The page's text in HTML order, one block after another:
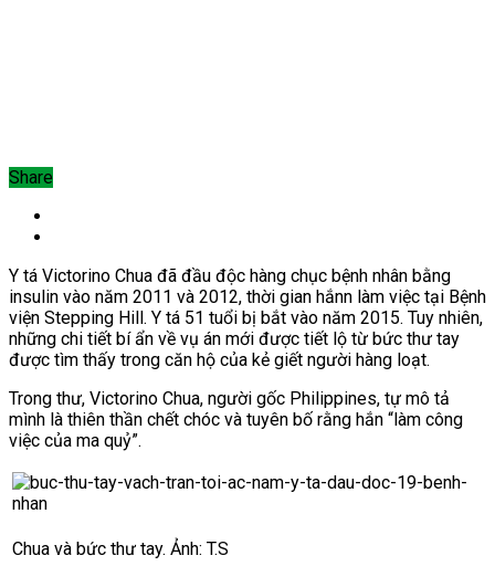
Share
Y tá Victorino Chua đã đầu độc hàng chục bệnh nhân bằng
insulin vào năm 2011 và 2012, thời gian hắnn làm việc tại Bệnh
viện Stepping Hill. Y tá 51 tuổi bị bắt vào năm 2015. Tuy nhiên,
những chi tiết bí ẩn về vụ án mới được tiết lộ từ bức thư tay
được tìm thấy trong căn hộ của kẻ giết người hàng loạt.
Trong thư, Victorino Chua, người gốc Philippines, tự mô tả
mình là thiên thần chết chóc và tuyên bố rằng hắn “làm công
việc của ma quỷ”.
Chua và bức thư tay. Ảnh: T.S